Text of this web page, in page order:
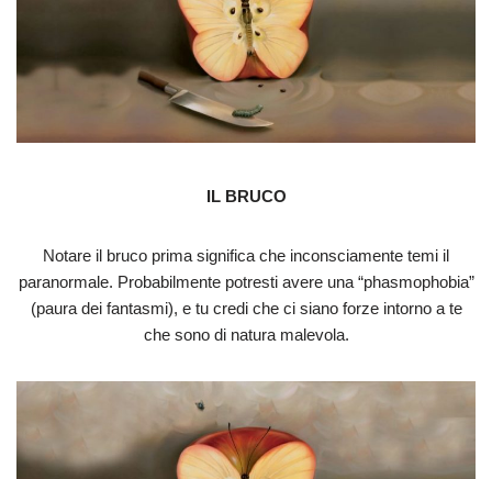
IL BRUCO
Notare il bruco prima significa che inconsciamente temi il
paranormale. Probabilmente potresti avere una “phasmophobia”
(paura dei fantasmi), e tu credi che ci siano forze intorno a te
che sono di natura malevola.